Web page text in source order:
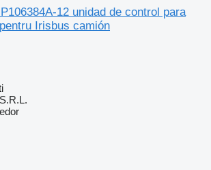
12 unidad de control para
Irisbus camión